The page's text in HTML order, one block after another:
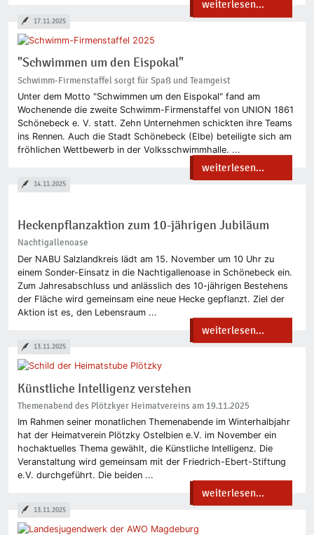
weiterlesen...
"Schwimmen um den Eispokal"
Schwimm-Firmenstaffel sorgt für Spaß und Teamgeist
Unter dem Motto "Schwimmen um den Eispokal" fand am
Wochenende die zweite Schwimm-Firmenstaffel von UNION 1861
Schönebeck e. V. statt. Zehn Unternehmen schickten ihre Teams
ins Rennen. Auch die Stadt Schönebeck (Elbe) beteiligte sich am
fröhlichen Wettbewerb in der Volksschwimmhalle. ...
weiterlesen...
17.11.2025
Heckenpflanzaktion zum 10-jährigen Jubiläum
Nachtigallenoase
Der NABU Salzlandkreis lädt am 15. November um 10 Uhr zu
einem Sonder-Einsatz in die Nachtigallenoase in Schönebeck ein.
Zum Jahresabschluss und anlässlich des 10-jährigen Bestehens
der Fläche wird gemeinsam eine neue Hecke gepflanzt. Ziel der
Aktion ist es, den Lebensraum ...
weiterlesen...
14.11.2025
Künstliche Intelligenz verstehen
Themenabend des Plötzkyer Heimatvereins am 19.11.2025
Im Rahmen seiner monatlichen Themenabende im Winterhalbjahr
hat der Heimatverein Plötzky Ostelbien e.V. im November ein
hochaktuelles Thema gewählt, die Künstliche Intelligenz. Die
Veranstaltung wird gemeinsam mit der Friedrich-Ebert-Stiftung
e.V. durchgeführt. Die beiden ...
weiterlesen...
13.11.2025
13.11.2025